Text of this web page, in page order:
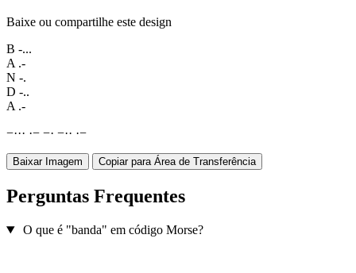
Baixe ou compartilhe este design
B -...
A .-
N -.
D -..
A .-
−··· ·− −· −·· ·−
Baixar Imagem Copiar para Área de Transferência
Perguntas Frequentes
O que é "banda" em código Morse?